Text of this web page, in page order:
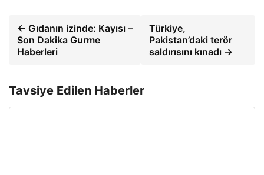
← Gıdanın izinde: Kayısı –
Son Dakika Gurme
Haberleri
Türkiye,
Pakistan’daki terör
saldırısını kınadı →
Tavsiye Edilen Haberler